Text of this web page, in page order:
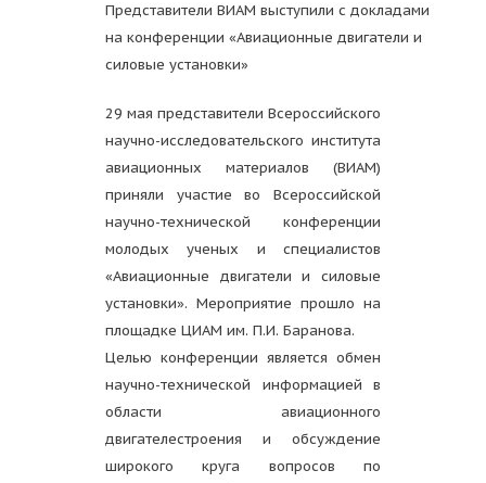
Представители ВИАМ выступили с докладами
на конференции «Авиационные двигатели и
силовые установки»
29 мая представители Всероссийского
научно-исследовательского института
авиационных материалов (ВИАМ)
приняли участие во Всероссийской
научно-технической конференции
молодых ученых и специалистов
«Авиационные двигатели и силовые
установки». Мероприятие прошло на
площадке ЦИАМ им. П.И. Баранова.
Целью конференции является обмен
научно-технической информацией в
области авиационного
двигателестроения и обсуждение
широкого круга вопросов по